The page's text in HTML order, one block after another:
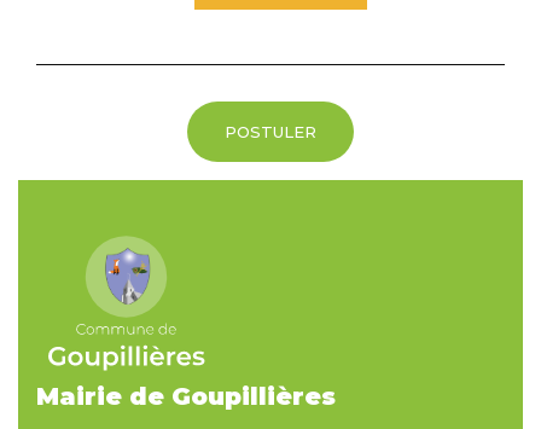
POSTULER
Mairie de Goupillières